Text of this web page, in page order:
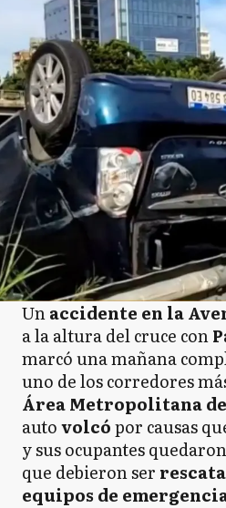
Unaccidente en la
a la altura del cruce con
marcó una mañana
uno de los corredores
Área Metropolitana
autovolcópor causas
y sus ocupantes
que debieron ser
equipos de